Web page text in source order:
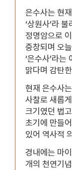
은수사는 현
‘상원사’라
정명암으로
중창되며 오
‘은수사’라는
맑다며 감탄
현재 은수사
사찰로 새롭
크기였던 법
초기에 만들
있어 역사적
경내에는 마
개의 천연기